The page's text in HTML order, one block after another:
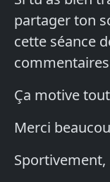
partager ton
cette séance
Ça motive
Merci
Sportivement,